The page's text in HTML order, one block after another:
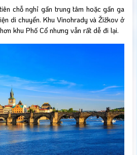
chỗ nghỉ gần trung tâm hoặc gần ga
di chuyển. Khu Vinohrady và Žižkov ở
khu Phố Cổ nhưng vẫn rất dễ đi lại.